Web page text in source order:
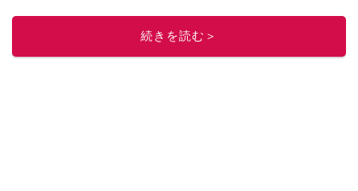
このイチオシストの他の記事を読む
続きを読む＞